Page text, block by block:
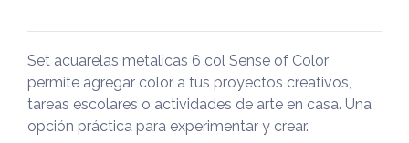
Set acuarelas metalicas 6 col Sense of Color
permite agregar color a tus proyectos creativos,
tareas escolares o actividades de arte en casa. Una
opción práctica para experimentar y crear.